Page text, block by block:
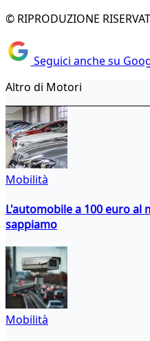
© RIPRODUZIONE
Seguici anche su
Altro di Motori
Mobilità
L'automobile a 100 euro al
sappiamo
Mobilità